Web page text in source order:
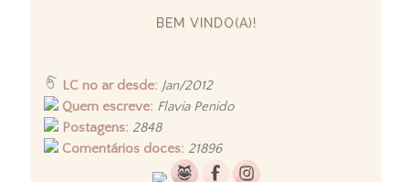
BEM VINDO(A)!
LC no ar desde: Jan/2012
Quem escreve: Flavia Penido
Postagens: 2848
Comentários doces: 21896